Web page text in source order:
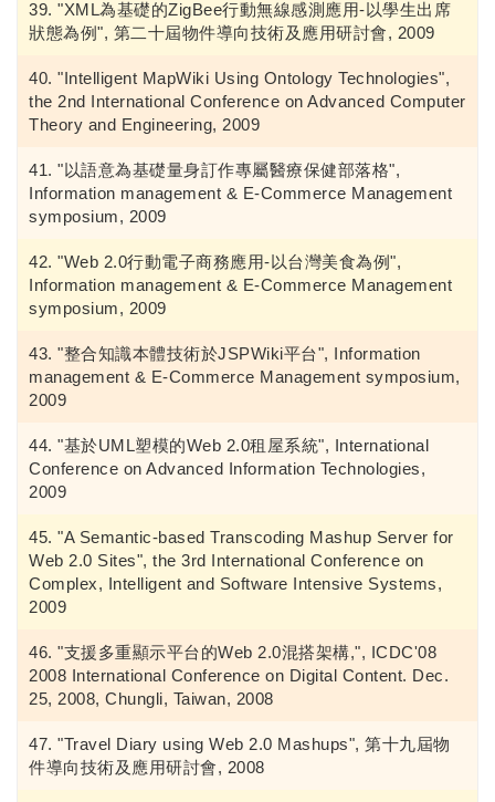
"XML為基礎的ZigBee行動無線感測應用-以學生出席
狀態為例", 第二十屆物件導向技術及應用研討會, 2009
"Intelligent MapWiki Using Ontology Technologies",
the 2nd International Conference on Advanced Computer
Theory and Engineering, 2009
"以語意為基礎量身訂作專屬醫療保健部落格",
Information management & E-Commerce Management
symposium, 2009
"Web 2.0行動電子商務應用-以台灣美食為例",
Information management & E-Commerce Management
symposium, 2009
"整合知識本體技術於JSPWiki平台", Information
management & E-Commerce Management symposium,
2009
"基於UML塑模的Web 2.0租屋系統", International
Conference on Advanced Information Technologies,
2009
"A Semantic-based Transcoding Mashup Server for
Web 2.0 Sites", the 3rd International Conference on
Complex, Intelligent and Software Intensive Systems,
2009
"支援多重顯示平台的Web 2.0混搭架構,", ICDC'08
2008 International Conference on Digital Content. Dec.
25, 2008, Chungli, Taiwan, 2008
"Travel Diary using Web 2.0 Mashups", 第十九屆物
件導向技術及應用研討會, 2008